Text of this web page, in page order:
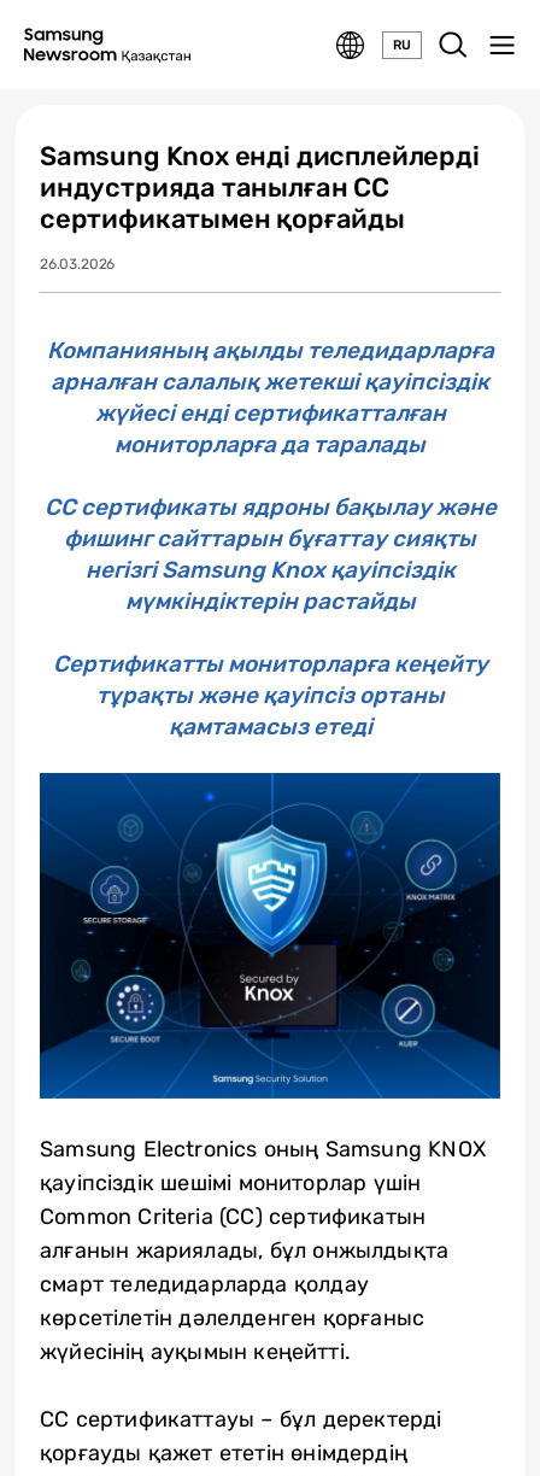
RU
Samsung Knox енді дисплейлерді
индустрияда танылған CC
сертификатымен қорғайды
26.03.2026
Компанияның ақылды теледидарларға
арналған салалық жетекші қауіпсіздік
жүйесі енді сертификатталған
мониторларға да таралады
CC сертификаты ядроны бақылау және
фишинг сайттарын бұғаттау сияқты
негізгі Samsung Knox қауіпсіздік
мүмкіндіктерін растайды
Сертификатты мониторларға кеңейту
тұрақты және қауіпсіз ортаны
қамтамасыз етеді
Samsung Electronics оның Samsung KNOX
қауіпсіздік шешімі мониторлар үшін
Common Criteria (CC) сертификатын
алғанын жариялады, бұл онжылдықта
смарт теледидарларда қолдау
көрсетілетін дәлелденген қорғаныс
жүйесінің ауқымын кеңейтті.
CC сертификаттауы – бұл деректерді
қорғауды қажет ететін өнімдердің